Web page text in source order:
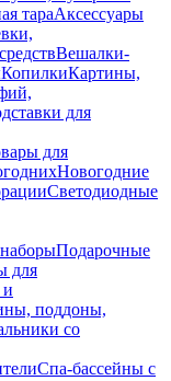
тараАксессуары
Вешалки-
КопилкиКартины,
для
для
Новогодние
Светодиодные
Подарочные
для
и
поддоны,
со
Спа-бассейны с